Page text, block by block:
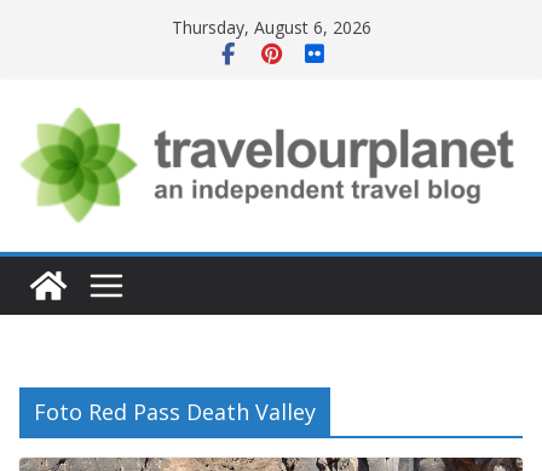
Thursday, August 6, 2026
Foto Red Pass Death Valley